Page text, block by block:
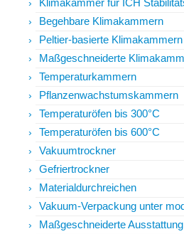
Klimakammer für ICH
Begehbare Klimakammern
Peltier-basierte Klimakammern
Maßgeschneiderte
Temperaturkammern
Pflanzenwachstumskammern
Temperaturöfen bis 300°C
Temperaturöfen bis 600°C
Vakuumtrockner
Gefriertrockner
Materialdurchreichen
Vakuum-Verpackung unter
Maßgeschneiderte Ausstattung